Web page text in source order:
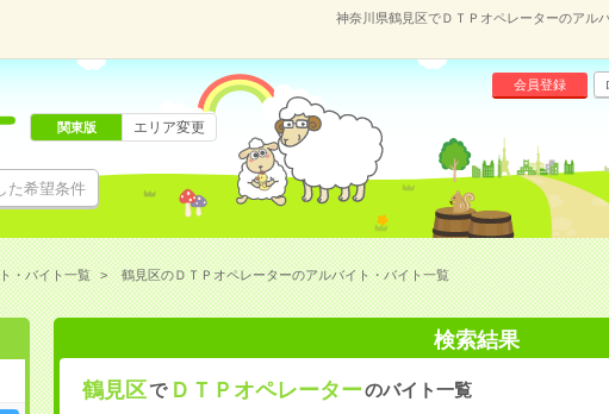
神奈川県鶴見区でＤＴＰオペレーターのアル
た希望条件
会員登録
関東版 エリア変更
・バイト一覧 鶴見区のＤＴＰオペレーターのアルバイト・バイト一覧
検索結果
鶴見区で ＤＴＰオペレーターのバイト一覧